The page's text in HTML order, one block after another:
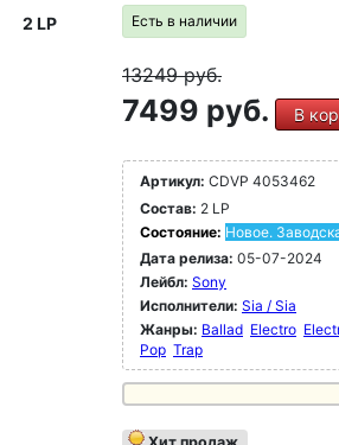
2 LP Есть в наличии
13249руб.
7499 руб. В
Артикул: CDVP 4053462
Состав: 2 LP
Состояние: Новое.
Дата релиза: 05-07-2024
Лейбл: Sony
Исполнители: Sia / Sia
Жанры: Ballad Electro
Pop Trap